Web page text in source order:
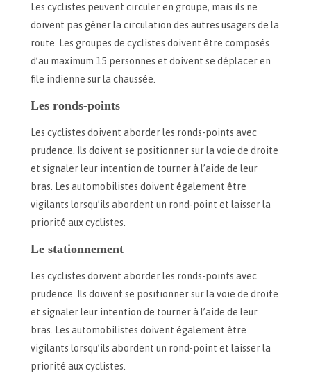
Les cyclistes peuvent circuler en groupe, mais ils ne
doivent pas gêner la circulation des autres usagers de la
route. Les groupes de cyclistes doivent être composés
d’au maximum 15 personnes et doivent se déplacer en
file indienne sur la chaussée.
Les ronds-points
Les cyclistes doivent aborder les ronds-points avec
prudence. Ils doivent se positionner sur la voie de droite
et signaler leur intention de tourner à l’aide de leur
bras. Les automobilistes doivent également être
vigilants lorsqu’ils abordent un rond-point et laisser la
priorité aux cyclistes.
Le stationnement
Les cyclistes doivent aborder les ronds-points avec
prudence. Ils doivent se positionner sur la voie de droite
et signaler leur intention de tourner à l’aide de leur
bras. Les automobilistes doivent également être
vigilants lorsqu’ils abordent un rond-point et laisser la
priorité aux cyclistes.